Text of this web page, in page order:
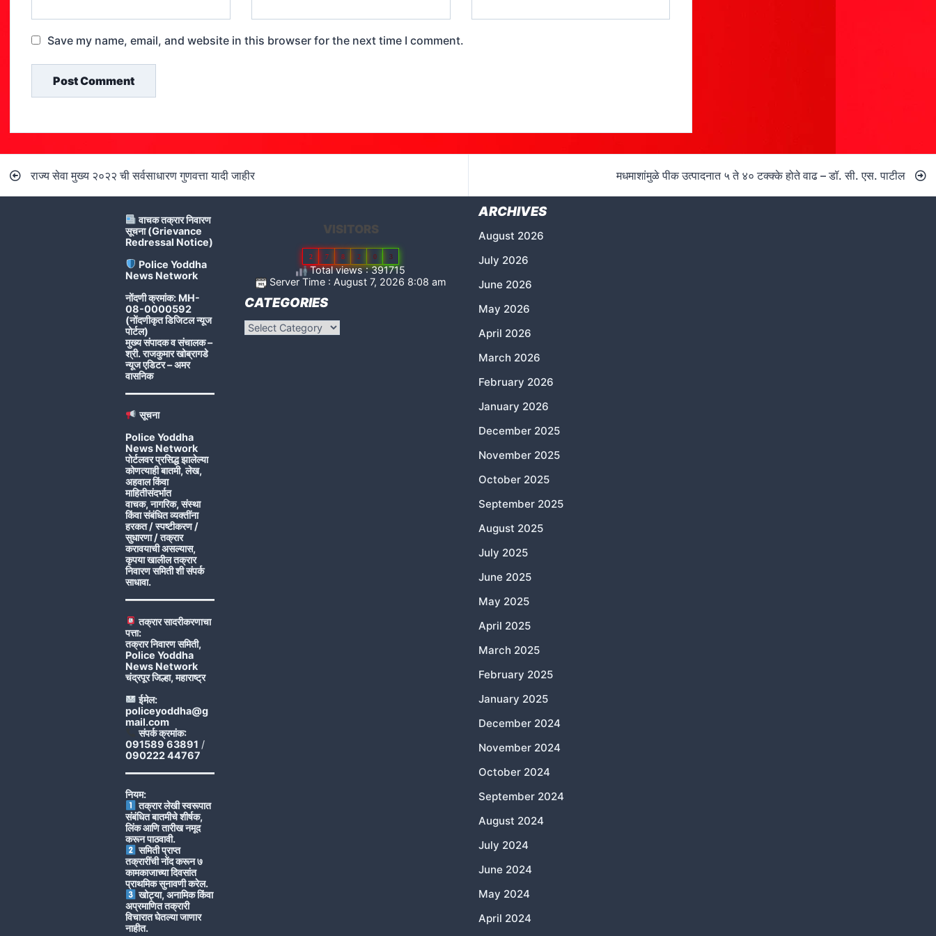
Save my name, email, and website in this browser for the next time I comment.
navigation
राज्य सेवा मुख्य २०२२ ची सर्वसाधारण गुणवत्ता यादी जाहीर मधमाशांमुळे पीक उत्पादनात ५ ते ४० टक्क्के होते वाढ – डॉ. सी. एस. पाटील
वाचक तक्रार निवारण
सूचना (Grievance
Redressal Notice)
Police Yoddha
News Network
नोंदणी क्रमांक: MH-
08-0000592
(नोंदणीकृत डिजिटल न्यूज
पोर्टल)
मुख्य संपादक व संचालक –
श्री. राजकुमार खोब्रागडे
न्यूज एडिटर – अमर
वासनिक
सूचना
Police Yoddha
News Network
पोर्टलवर प्रसिद्ध झालेल्या
कोणत्याही बातमी, लेख,
अहवाल किंवा
माहितीसंदर्भात
वाचक, नागरिक, संस्था
किंवा संबंधित व्यक्तींना
हरकत / स्पष्टीकरण /
सुधारणा / तक्रार
करावयाची असल्यास,
कृपया खालील तक्रार
निवारण समिती शी संपर्क
साधावा.
तक्रार सादरीकरणाचा
पत्ता:
तक्रार निवारण समिती,
Police Yoddha
News Network
चंद्रपूर जिल्हा, महाराष्ट्र
ईमेल:
policeyoddha@g
mail.com
संपर्क क्रमांक:
091589 63891 /
090222 44767
नियम:
तक्रार लेखी स्वरूपात
संबंधित बातमीचे शीर्षक,
लिंक आणि तारीख नमूद
करून पाठवावी.
समिती प्राप्त
तक्रारींची नोंद करून ७
कामकाजाच्या दिवसांत
प्राथमिक सुनावणी करेल.
खोट्या, अनामिक किंवा
अप्रमाणित तक्रारी
विचारात घेतल्या जाणार
नाहीत.
VISITORS
2 7 8 2 0 3
Total views : 391715
Server Time : August 7, 2026 8:08 am
CATEGORIES
Categories
ARCHIVES
August 2026
July 2026
June 2026
May 2026
April 2026
March 2026
February 2026
January 2026
December 2025
November 2025
October 2025
September 2025
August 2025
July 2025
June 2025
May 2025
April 2025
March 2025
February 2025
January 2025
December 2024
November 2024
October 2024
September 2024
August 2024
July 2024
June 2024
May 2024
April 2024